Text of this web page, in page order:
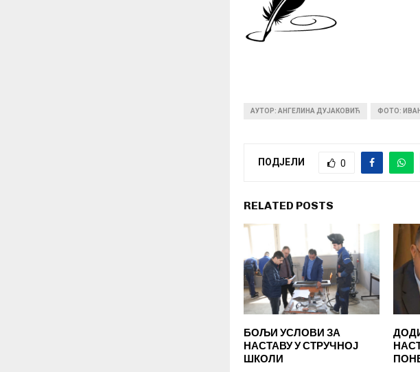
АУТОР: АНГЕЛИНА ДУЈАКОВИЋ ФОТО:
ПОДЈЕЛИ 0
RELATED POSTS
БОЉИ УСЛОВИ ЗА
НАСТАВУ У СТРУЧНОЈ
ШКОЛИ